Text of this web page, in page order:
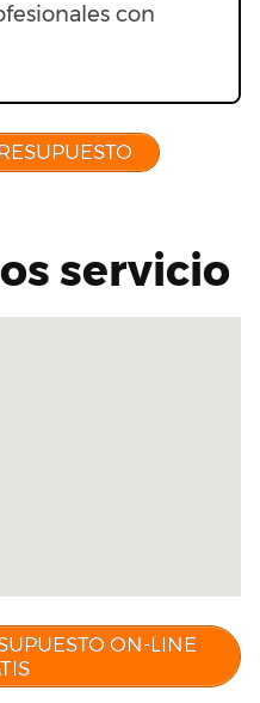
con
servicio
ON-LINE